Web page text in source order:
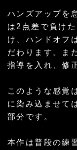
ハンズアップを
は2点差で負け
け、ハンドオフ
だわります。ま
指導を入れ、修
このような感覚
に染み込ませて
部分です。
本作は普段の練